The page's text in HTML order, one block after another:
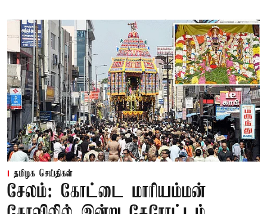
தமிழக செய்திகள்
சேலம்: கோட்டை மாரியம்மன்